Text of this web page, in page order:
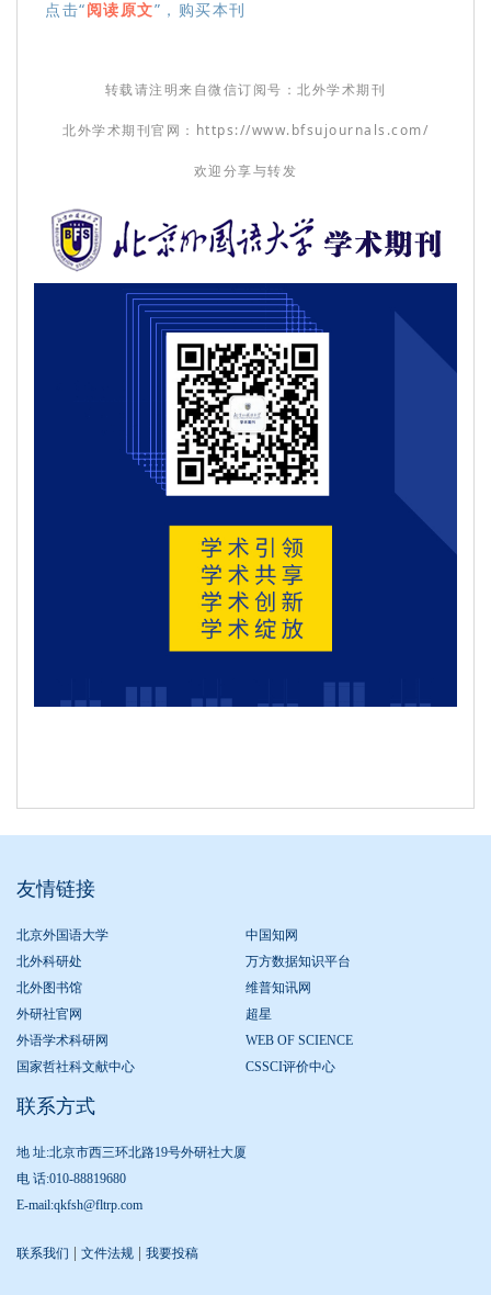
点击“阅读原文”，购买本刊
转载请注明来自微信订阅号：北外学术期刊
北外学术期刊官网：https://www.bfsujournals.com/
欢迎分享与转发
友情链接
北京外国语大学
中国知网
北外科研处
万方数据知识平台
北外图书馆
维普知讯网
外研社官网
超星
外语学术科研网
WEB OF SCIENCE
国家哲社科文献中心
CSSCI评价中心
联系方式
地 址:北京市西三环北路19号外研社大厦
电 话:010-88819680
E-mail:qkfsh@fltrp.com
联系我们 | 文件法规 | 我要投稿